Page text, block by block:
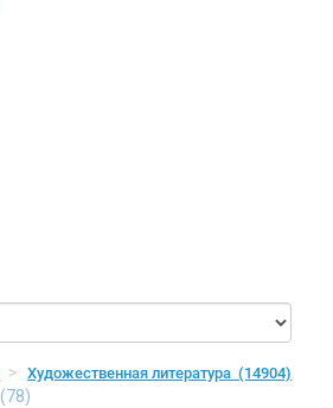
Художественная литература (14904)
(78)